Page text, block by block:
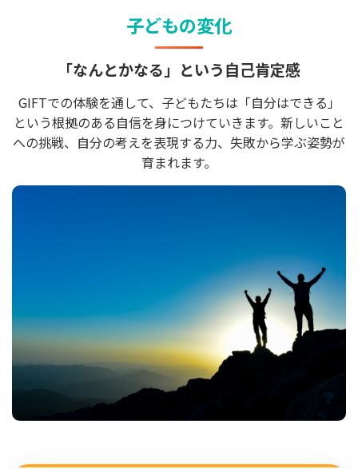
子どもの変化
「なんとかなる」という自己肯定感
GIFTでの体験を通して、子どもたちは「自分はできる」
という根拠のある自信を身につけていきます。新しいこと
への挑戦、自分の考えを表現する力、失敗から学ぶ姿勢が
育まれます。